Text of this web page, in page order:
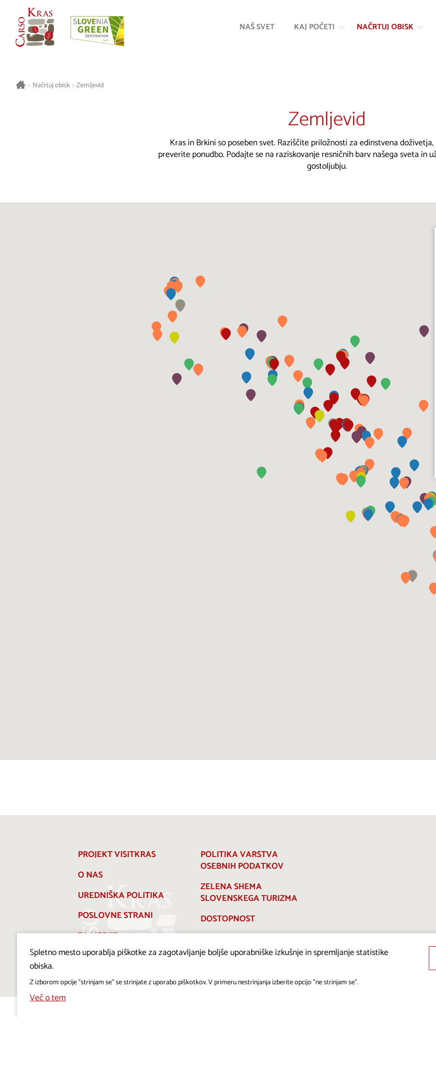
vsebino
NAŠ SVET KAJ POČETI NAČRTUJ OBISK
> Načrtuj obisk > Zemljevid
Zemljevid
Kras in Brkini so poseben svet. Raziščite priložnosti za edinstvena
preverite ponudbo. Podajte se na raziskovanje resničnih barv našega sveta in
gostoljubju.
PROJEKT VISITKRAS
O NAS
UREDNIŠKA POLITIKA
POSLOVNE STRANI
ZA MEDIJE
PRAVILNIK O PIŠKOTKIH
POLITIKA VARSTVA
OSEBNIH PODATKOV
ZELENA SHEMA
SLOVENSKEGA TURIZMA
DOSTOPNOST
Spletno mesto uporablja piškotke za zagotavljanje boljše uporabniške izkušnje in spremljanje statistike
obiska.
Z izborom opcije "strinjam se" se strinjate z uporabo piškotkov. V primeru nestrinjanja izberite opcijo "ne strinjam se".
Več o tem